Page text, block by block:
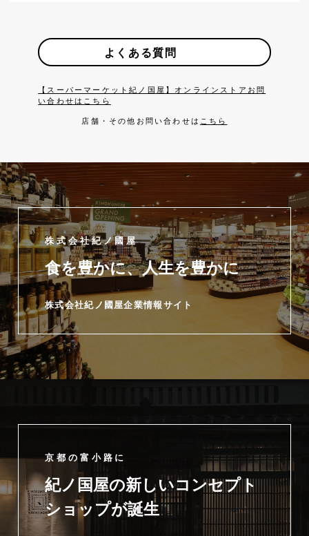
よくある質問
【スーパーマーケット紀ノ国屋】オンラインストアお問
い合わせはこちら
店舗・その他お問い合わせは こちら
株式会社紀ノ國屋
食を豊かに、人生を豊かに
株式会社紀ノ國屋企業情報サイト
京都の富小路に
紀ノ国屋の新しいコンセプト
ショップが誕生